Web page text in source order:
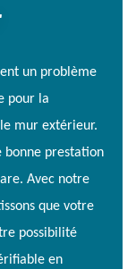
un problème
pour la
mur extérieur.
bonne prestation
Avec notre
que votre
possibilité
en